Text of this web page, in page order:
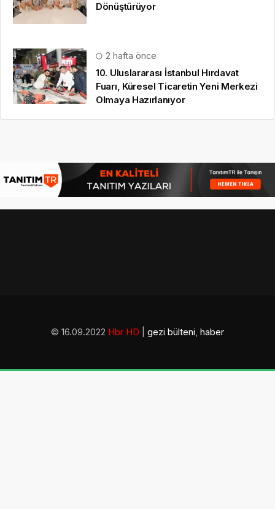
Dönüştürüyor
2 hafta önce
10. Uluslararası İstanbul Hırdavat
Fuarı, Küresel Ticaretin Yeni Merkezi
Olmaya Hazırlanıyor
© 16.09.2022 Hbr HD gezi bülteni haber